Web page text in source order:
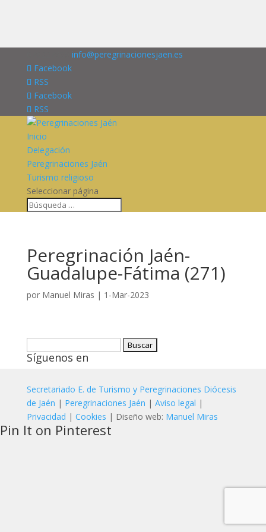
info@peregrinacionesjaen.es
Facebook
RSS
Facebook
RSS
Inicio
Delegación
Peregrinaciones Jaén
Turismo religioso
Seleccionar página
Peregrinación Jaén-
Guadalupe-Fátima (271)
por Manuel Miras | 1-Mar-2023
Síguenos en
Secretariado E. de Turismo y Peregrinaciones Diócesis
de Jaén | Peregrinaciones Jaén | Aviso legal |
Privacidad | Cookies | Diseño web: Manuel Miras
Pin It on Pinterest